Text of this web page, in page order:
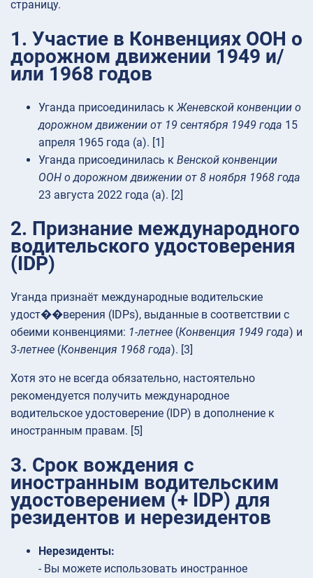
страницу.
1. Участие в Конвенциях ООН о
дорожном движении 1949 и/
или 1968 годов
Уганда присоединилась кЖеневской конвенции о
дорожном движении от 19 сентября 1949 года 15
апреля 1965 года (a). [1]
Уганда присоединилась к Венской конвенции
ООН о дорожном движении от 8 ноября 1968 года
23 августа 2022 года (a). [2]
2. Признание международного
водительского удостоверения
(IDP)
Уганда признаёт международные водительские
удост��верения (IDPs), выданные в соответствии с
обеими конвенциями: 1-летнее (Конвенция 1949 года) и
3-летнее (Конвенция 1968 года). [3]
Хотя это не всегда обязательно, настоятельно
рекомендуется получить международное
водительское удостоверение (IDP) в дополнение к
иностранным правам. [5]
3. Срок вождения с
иностранным водительским
удостоверением (+ IDP) для
резидентов и нерезидентов
Нерезиденты:
- Вы можете использовать иностранное